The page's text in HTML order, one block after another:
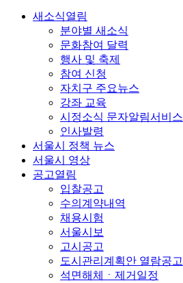
새소식열림
분야별 새소식
문화참여 달력
행사 및 축제
참여 신청
자치구 주요뉴스
강좌 교육
시정소식 문자알림서비스
인사발령
서울시 정책 뉴스
서울시 영상
공고열림
입찰공고
수의계약내역
채용시험
서울시보
고시공고
도시관리계획안 열람공고
석면해체ㆍ제거일정